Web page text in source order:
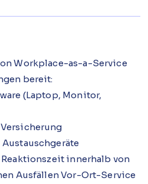
Workplace-as-a-Service
bereit:
(Laptop, Monitor,
innerhalb von
Ausfällen Vor-Ort-Service